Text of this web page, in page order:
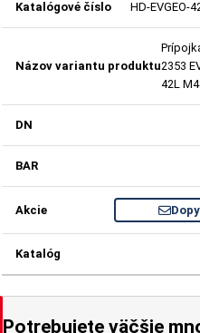
HD-EVGEO-
2353
42L
Potrebujete väčšie